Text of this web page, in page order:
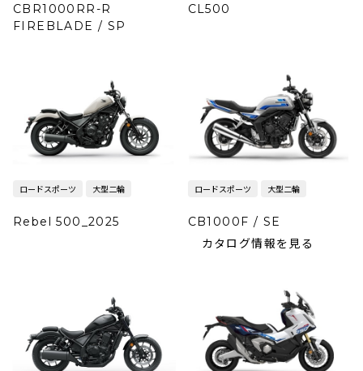
CBR1000RR-R
FIREBLADE / SP
CL500
ロードスポーツ 大型二輪
Rebel 500_2025
ロードスポーツ 大型二輪
CB1000F / SE
カタログ情報を見る